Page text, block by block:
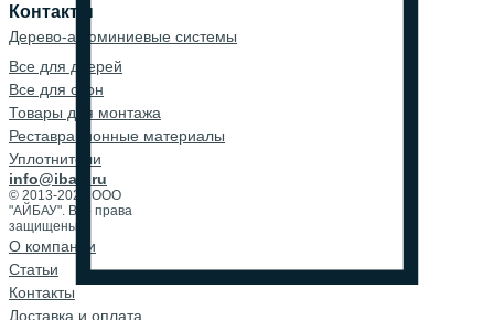
Контакты
Дерево-алюминиевые системы
Все для дверей
Все для окон
Товары для монтажа
Реставрационные материалы
Уплотнители
info@ibau.ru
© 2013-2026 ООО
"АЙБАУ". Все права
защищены.
О компании
Cтатьи
Контакты
Доставка и оплата